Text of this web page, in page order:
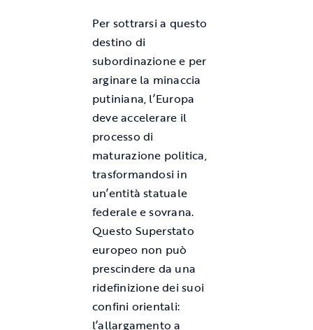
Per sottrarsi a questo
destino di
subordinazione e per
arginare la minaccia
putiniana, l’Europa
deve accelerare il
processo di
maturazione politica,
trasformandosi in
un’entità statuale
federale e sovrana.
Questo Superstato
europeo non può
prescindere da una
ridefinizione dei suoi
confini orientali:
l’allargamento a